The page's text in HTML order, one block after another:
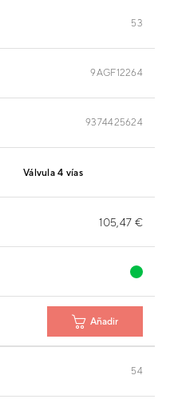
53
9AGF12264
9374425624
Válvula 4 vías
105,47 €
Añadir
54